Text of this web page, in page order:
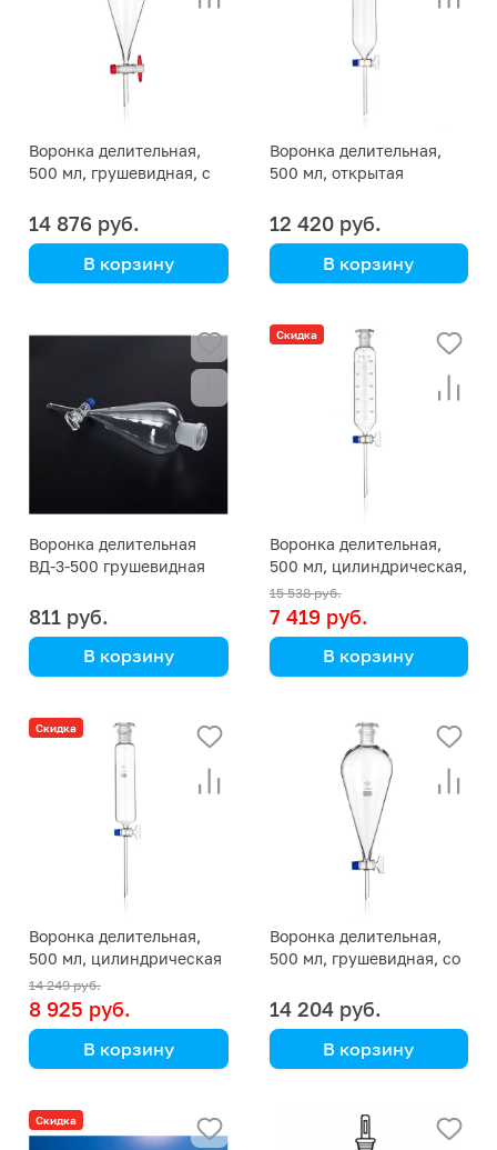
Воронка делительная,
500 мл, грушевидная, с
14 876 руб.
В корзину
(Кат. № 2394Т/632 426
Воронка делительная,
500 мл, открытая
12 420 руб.
В корзину
(Кат. № 2390/632 426
010 500) (Simax)
Воронка делительная
ВД-3-500 грушевидная
811 руб.
В корзину
Скидка
Воронка делительная,
500 мл, цилиндрическая,
градуированная
15 538 руб.
7 419 руб.
В корзину
(Кат. № 2398/632 426
009 500) (Simax)
Скидка
Воронка делительная,
500 мл, цилиндрическая
14 249 руб.
8 925 руб.
В корзину
(Кат. № 2397/632 426
354 500) (Simax)
Воронка делительная,
500 мл, грушевидная, со
14 204 руб.
В корзину
(Кат. № 2394/632 426
355 500) (Simax)
Скидка